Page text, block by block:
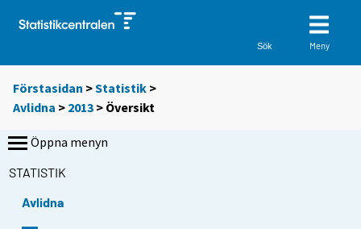
Sök Meny
Förstasidan >Statistik >
Avlidna > 2013 > Översikt
Öppna menyn
STATISTIK
Avlidna